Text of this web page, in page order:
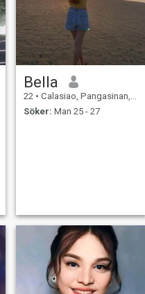
Bella
22 • Calasiao, Pangasinan, Filippinerna
Söker: Man 25 - 27